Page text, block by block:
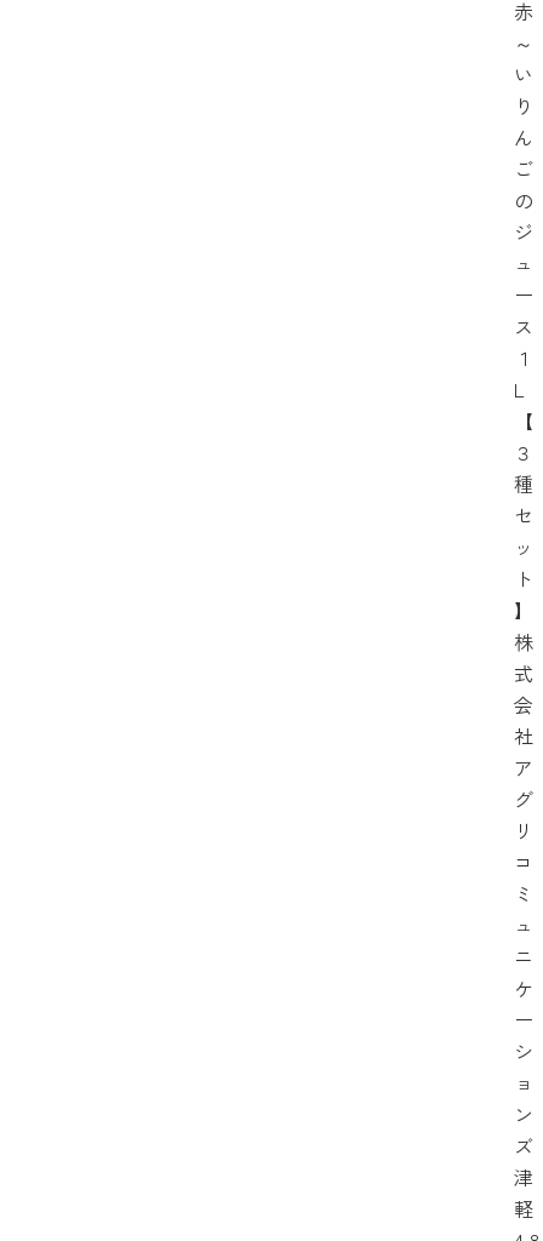
赤
～
い
り
ん
ご
の
ジ
ュ
ー
ス
１
L
【
３
種
セ
ッ
ト
】
株
式
会
社
ア
グ
リ
コ
ミ
ュ
ニ
ケ
ー
シ
ョ
ン
ズ
津
軽